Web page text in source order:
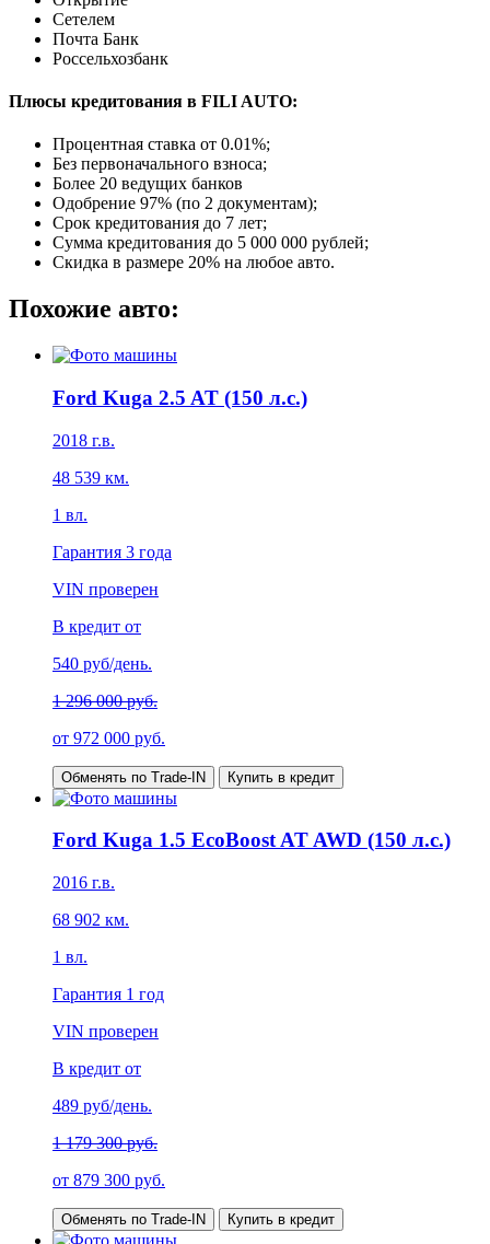
Сетелем
Почта Банк
Россельхозбанк
Плюсы кредитования в FILI AUTO:
Процентная ставка от 0.01%;
Без первоначального взноса;
Более 20 ведущих банков
Одобрение 97% (по 2 документам);
Срок кредитования до 7 лет;
Сумма кредитования до 5 000 000 рублей;
Скидка в размере 20% на любое авто.
Похожие авто:
Ford Kuga 2.5 AT (150 л.с.)
2018 г.в.
48 539 км.
1 вл.
Гарантия 3 года
VIN проверен
В кредит от
540 руб/день.
1 296 000 руб.
от 972 000 руб.
Обменять по Trade-IN Купить в кредит
Ford Kuga 1.5 EcoBoost AT AWD (150 л.с.)
2016 г.в.
68 902 км.
1 вл.
Гарантия 1 год
VIN проверен
В кредит от
489 руб/день.
1 179 300 руб.
от 879 300 руб.
Обменять по Trade-IN Купить в кредит